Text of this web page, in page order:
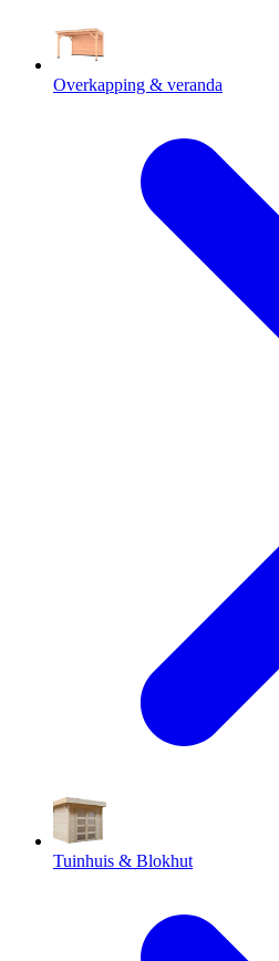
Overkapping & veranda
Tuinhuis & Blokhut